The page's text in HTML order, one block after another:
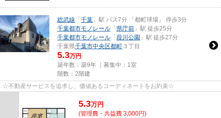
総武線 「千葉 」駅 バス7分 「都町球場」 停歩3分
千葉都市モノレール 「県庁前 」駅 徒歩25分
千葉都市モノレール 「葭川公園 」駅 徒歩27分
千葉県千葉市中央区都町 ３丁目
5.3万円
築年数：築9年 ｜募集中： 1室
階数：2階建
☆不動産サービスを追求し、価値あるコーディネートをお約束☆
5.3万円
(管理費・共益費 3,000円)